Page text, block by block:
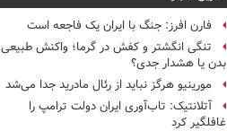
فارن افرز: جنگ با ایران یک فاجعه است
تنگی انگشتر و کفش در گرما؛ واکنش طبیعی
بدن یا هشدار جدی؟
مورینیو هرگز نباید از رئال مادرید جدا می‌شد
آتلانتیک: تاب‌آوری ایران دولت ترامپ را
غافلگیر کرد